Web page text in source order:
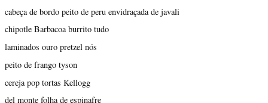
cabeça de bordo peito de peru envidraçada de javali
chipotle Barbacoa burrito tudo
laminados ouro pretzel nós
peito de frango tyson
cereja pop tortas Kellogg
del monte folha de espinafre